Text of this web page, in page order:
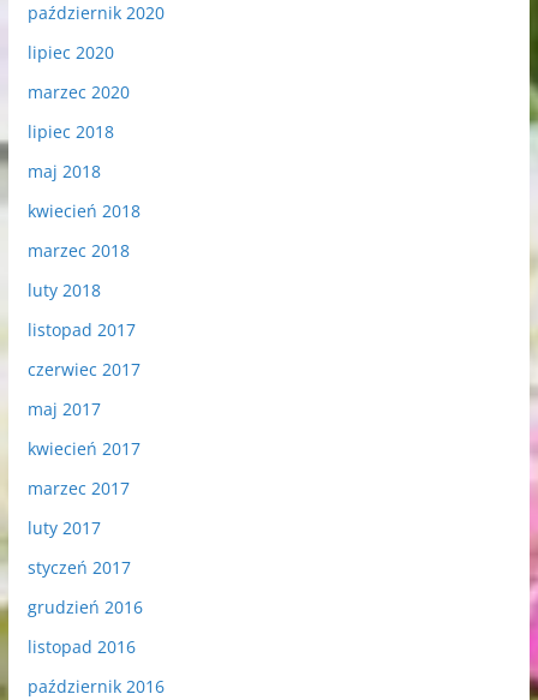
październik 2020
lipiec 2020
marzec 2020
lipiec 2018
maj 2018
kwiecień 2018
marzec 2018
luty 2018
listopad 2017
czerwiec 2017
maj 2017
kwiecień 2017
marzec 2017
luty 2017
styczeń 2017
grudzień 2016
listopad 2016
październik 2016